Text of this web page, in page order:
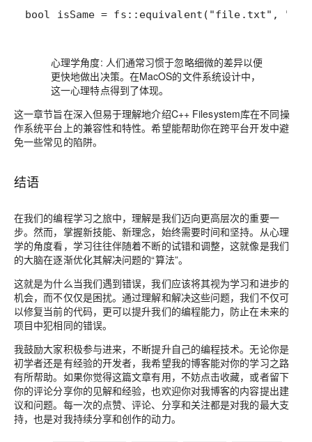
bool isSame = fs::equivalent("file.txt",
心理学角度: 人们通常习惯于忽略细微的差异以便
更快地做出决策。在MacOS的文件系统设计中，
这一心理特点得到了体现。
这一章节旨在深入但易于理解地介绍C++ Filesystem库在不同操
作系统平台上的兼容性和特性。希望能帮助你在跨平台开发中避
免一些常见的陷阱。
结语
在我们的编程学习之旅中，理解是我们迈向更高层次的重要一
步。然而，掌握新技能、新理念，始终需要时间和坚持。从心理
学的角度看，学习往往伴随着不断的试错和调整，这就像是我们
的大脑在逐渐优化其解决问题的“算法”。
这就是为什么当我们遇到错误，我们应该将其视为学习和进步的
机会，而不仅仅是困扰。通过理解和解决这些问题，我们不仅可
以修复当前的代码，更可以提升我们的编程能力，防止在未来的
项目中犯相同的错误。
我鼓励大家积极参与进来，不断提升自己的编程技术。无论你是
初学者还是有经验的开发者，我希望我的博客能对你的学习之路
有所帮助。如果你觉得这篇文章有用，不妨点击收藏，或者留下
你的评论分享你的见解和经验，也欢迎你对我博客的内容提出建
议和问题。每一次的点赞、评论、分享和关注都是对我的最大支
持，也是对我持续分享和创作的动力。